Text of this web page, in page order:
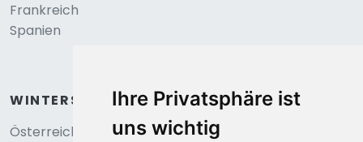
Ihre Privatsphäre ist
uns wichtig
Frankreich
Spanien
WINTERSPORT
Österreich